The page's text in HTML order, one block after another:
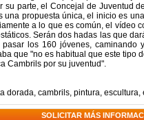
su parte, el Concejal de Juventud
una propuesta única, el inicio es
a lo que es común, el vídeo
Serán dos hadas las que
los 160 jóvenes, caminando
que "no es habitual que este tipo
Cambrils por su juventud".
dorada, cambrils, pintura, escultura,
SOLICITAR MÁS